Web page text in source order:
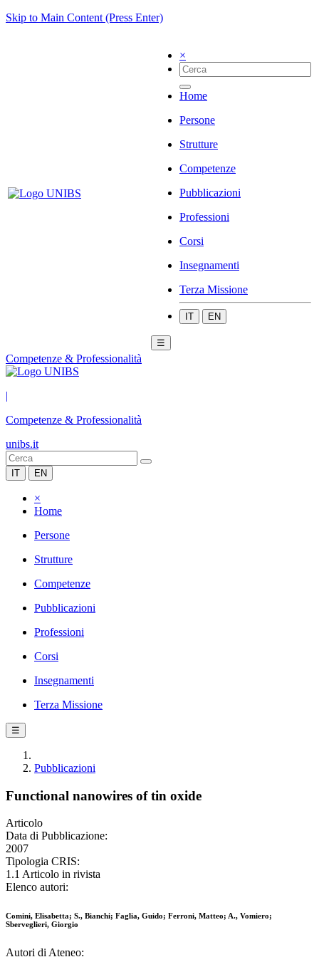
Skip to Main Content (Press Enter)
×
Home
Persone
Strutture
Competenze
Pubblicazioni
Professioni
Corsi
Insegnamenti
Terza Missione
IT EN
☰
Competenze & Professionalità
|
Competenze & Professionalità
unibs.it
IT EN
×
Home
Persone
Strutture
Competenze
Pubblicazioni
Professioni
Corsi
Insegnamenti
Terza Missione
☰
Pubblicazioni
Functional nanowires of tin oxide
Articolo
Data di Pubblicazione:
2007
Tipologia CRIS:
1.1 Articolo in rivista
Elenco autori:
Comini, Elisabetta; S., Bianchi; Faglia, Guido; Ferroni, Matteo; A., Vomiero;
Sberveglieri, Giorgio
Autori di Ateneo: